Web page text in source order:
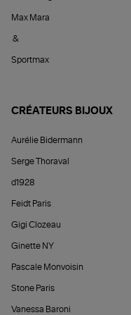
Max Mara
&
Sportmax
CRÉATEURS BIJOUX
Aurélie Bidermann
Serge Thoraval
d1928
Feidt Paris
Gigi Clozeau
Ginette NY
Pascale Monvoisin
Stone Paris
Vanessa Baroni